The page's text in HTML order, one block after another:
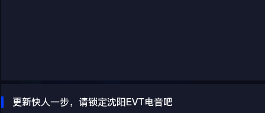
更新快人一步，请锁定沈阳EVT电音吧